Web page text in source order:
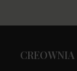
CREOWNIA